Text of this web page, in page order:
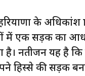
के अधिकांश
में एक सड़क का आधा
है। नतीजन यह है
हिस्से की सड़क